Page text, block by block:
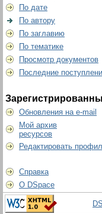
По дате
По автору
По заглавию
По тематике
Просмотр документов
Последние
Обновления на e-mail
Мой архив
ресурсов
Редактировать
Справка
О DSpace